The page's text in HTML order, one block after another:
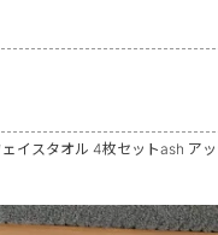
イスタオル 4枚セットash ア